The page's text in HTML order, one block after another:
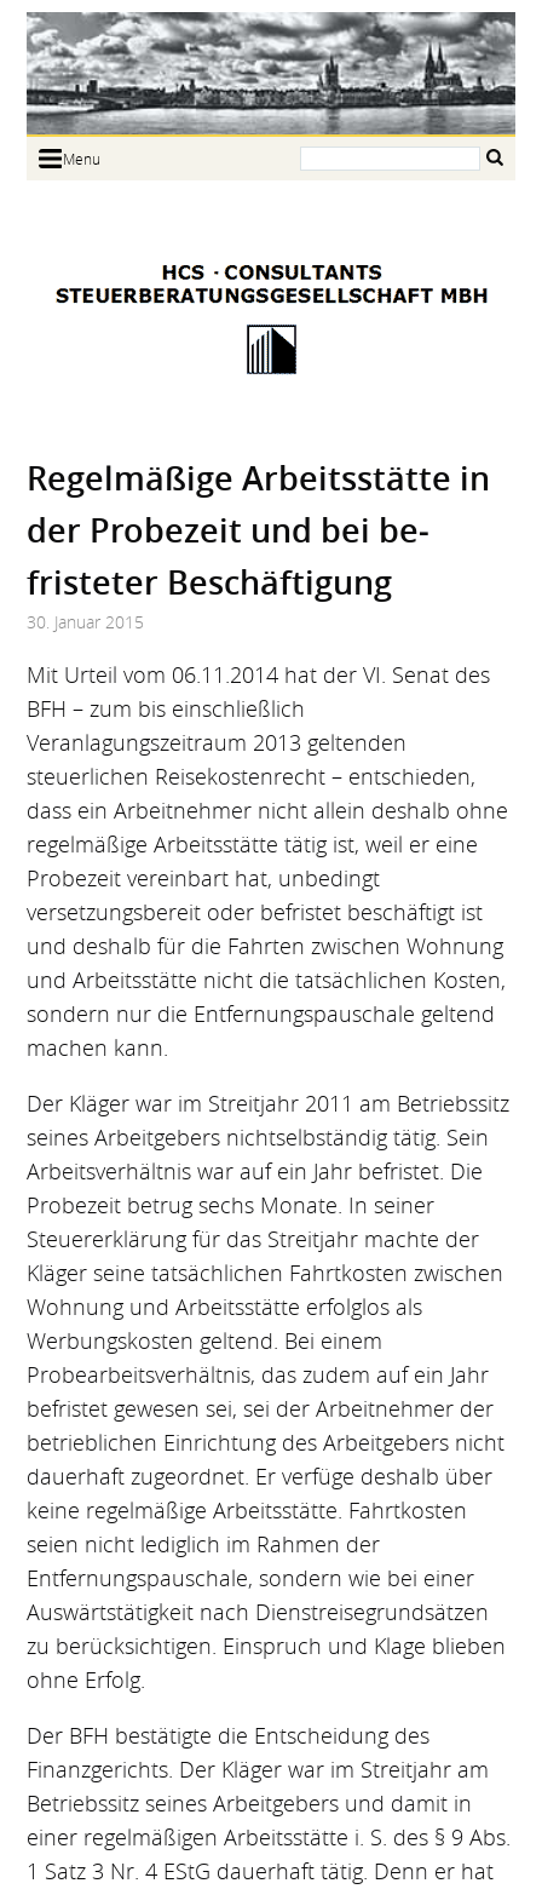
Menu
Links
Regel­mäßige Arbeits­stätte in
der Probezeit und bei be­
fristeter Beschäf­tigung
30. Januar 2015
Mit Urteil vom 06.11.2014 hat der VI. Senat des
BFH – zum bis einschließlich
Veranlagungszeitraum 2013 geltenden
steuerlichen Reisekostenrecht – entschieden,
dass ein Arbeitnehmer nicht allein deshalb ohne
regelmäßige Arbeitsstätte tätig ist, weil er eine
Probezeit vereinbart hat, unbedingt
versetzungsbereit oder befristet beschäftigt ist
und deshalb für die Fahrten zwischen Wohnung
und Arbeitsstätte nicht die tatsächlichen Kosten,
sondern nur die Entfernungspauschale geltend
machen kann.
Der Kläger war im Streitjahr 2011 am Betriebssitz
seines Arbeitgebers nichtselbständig tätig. Sein
Arbeitsverhältnis war auf ein Jahr befristet. Die
Probezeit betrug sechs Monate. In seiner
Steuererklärung für das Streitjahr machte der
Kläger seine tatsächlichen Fahrtkosten zwischen
Wohnung und Arbeitsstätte erfolglos als
Werbungskosten geltend. Bei einem
Probearbeitsverhältnis, das zudem auf ein Jahr
befristet gewesen sei, sei der Arbeitnehmer der
betrieblichen Einrichtung des Arbeitgebers nicht
dauerhaft zugeordnet. Er verfüge deshalb über
keine regelmäßige Arbeitsstätte. Fahrtkosten
seien nicht lediglich im Rahmen der
Entfernungspauschale, sondern wie bei einer
Auswärtstätigkeit nach Dienstreisegrundsätzen
zu berücksichtigen. Einspruch und Klage blieben
ohne Erfolg.
Der BFH bestätigte die Entscheidung des
Finanzgerichts. Der Kläger war im Streitjahr am
Betriebssitz seines Arbeitgebers und damit in
einer regelmäßigen Arbeitsstätte i. S. des § 9 Abs.
1 Satz 3 Nr. 4 EStG dauerhaft tätig. Denn er hat